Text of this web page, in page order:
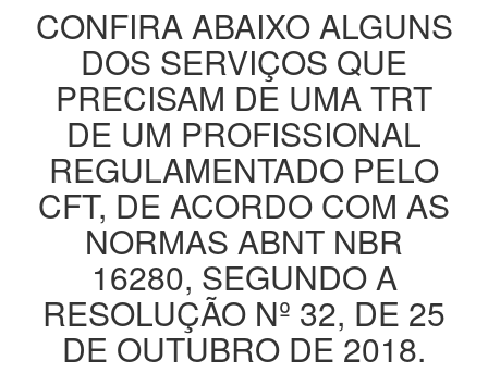
CONFIRA ABAIXO ALGUNS
DOS SERVIÇOS QUE
PRECISAM DE UMA TRT
DE UM PROFISSIONAL
REGULAMENTADO PELO
CFT, DE ACORDO COM AS
NORMAS ABNT NBR
16280, SEGUNDO A
RESOLUÇÃO Nº 32, DE 25
DE OUTUBRO DE 2018.